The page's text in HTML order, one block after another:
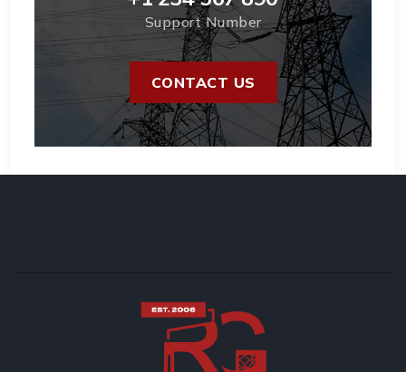
Support Number
CONTACT US